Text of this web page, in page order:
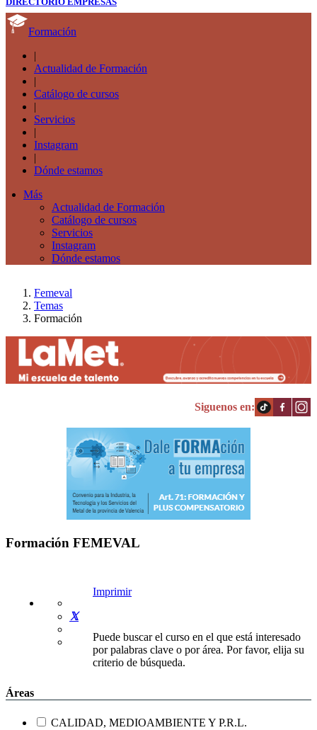
Formación
|
Actualidad de Formación
|
Catálogo de cursos
|
Servicios
|
Instagram
|
Dónde estamos
Más
Actualidad de Formación
Catálogo de cursos
Servicios
Instagram
Dónde estamos
Femeval
Temas
Formación
Siguenos en:
Formación FEMEVAL
Imprimir
Puede buscar el curso en el que está interesado
por palabras clave o por área. Por favor, elija su
criterio de búsqueda.
Áreas
CALIDAD, MEDIOAMBIENTE Y P.R.L.